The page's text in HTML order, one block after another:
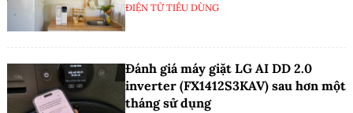
ĐIỆN TỬ TIÊU DÙNG
Đánh giá máy giặt LG AI DD 2.0
inverter (FX1412S3KAV) sau hơn một
tháng sử dụng